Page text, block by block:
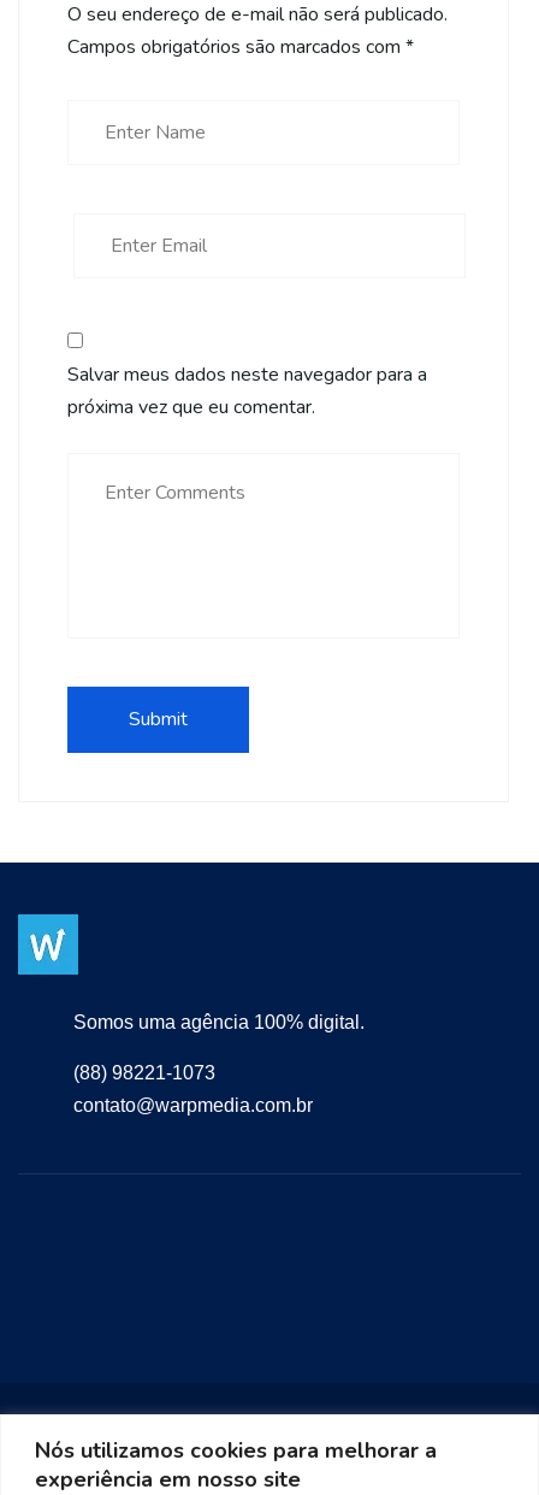
Nós utilizamos cookies para melhorar a
experiência em nosso site
O seu endereço de e-mail não será publicado.
Campos obrigatórios são marcados com *
Salvar meus dados neste navegador para a
próxima vez que eu comentar.
Somos uma agência 100% digital.
(88) 98221-1073
contato@warpmedia.com.br